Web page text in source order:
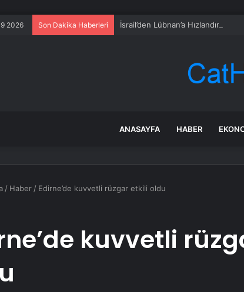
2026 Son Dakika Haberleri İsrail’den Lübnan’a Hızlandırılmış
ANASAYFA HABER
/ Haber / Edirne’de kuvvetli rüzgar etkili oldu
kuvvetli